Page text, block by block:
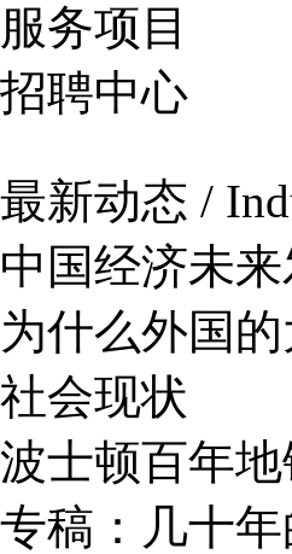
服务项目
招聘中心
最新动态 /
中国经济未
为什么外国
社会现状
波士顿百年
专稿：几十